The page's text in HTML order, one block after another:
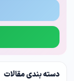
دسته بندی مقالات